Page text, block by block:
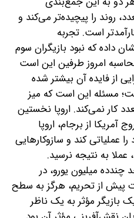
روند را پیچیده‌تر می‌کند و
است. تجربه
داده که نبود بازیگران سوم
امروز طرفین این است
از فایده آن بیشتر شده
مسئله این است که میز
کار نمی‌کند. ‌اروپا نخستین
از برجام، اروپا
عملیاتی کند و سازوکارهایی
به نتیجه نرسید.
میلیون یورو، در
پیش از تحریم، هرگز به سطح
بازیگر مؤثر به یک ناظر